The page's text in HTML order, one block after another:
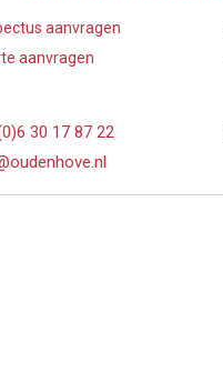
aanvragen
aanvragen
30 17 87 22